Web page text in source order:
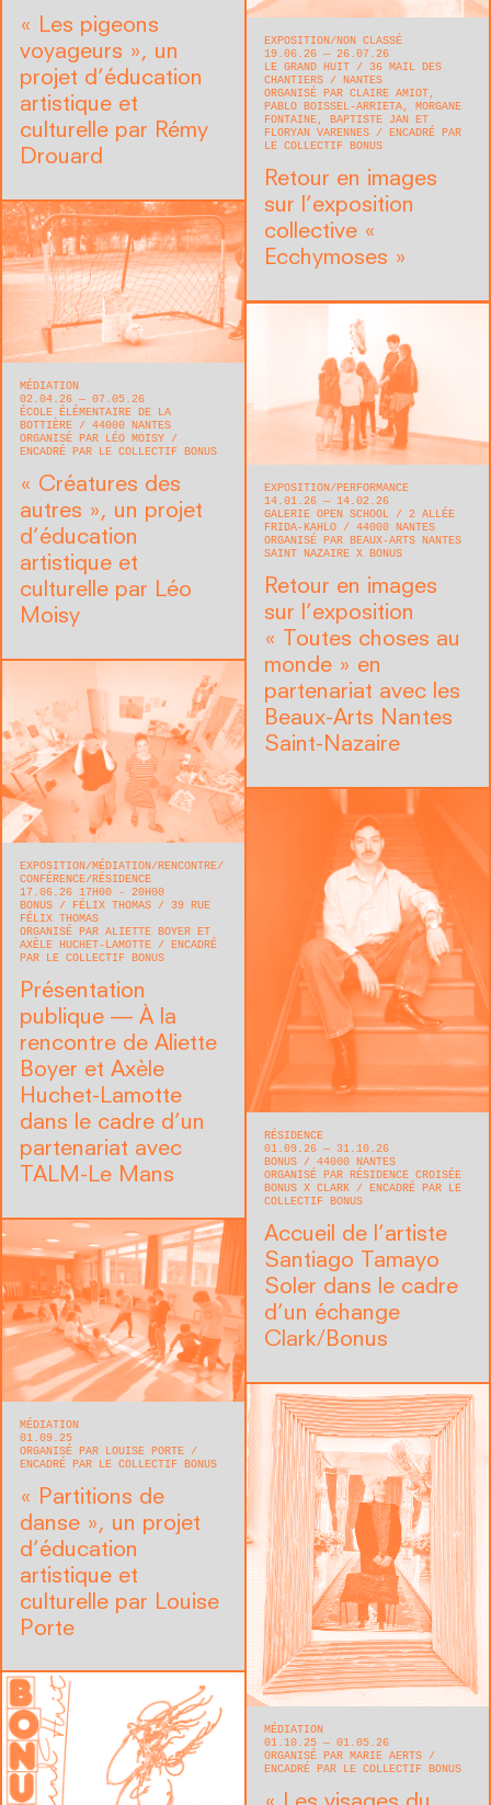
« Les pigeons
voyageurs », un
projet d’éducation
artistique et
culturelle par Rémy
Drouard
EXPOSITION NON CLASSÉ
19.06.26 — 26.07.26
LE GRAND HUIT
36 MAIL DES
CHANTIERS
NANTES
ORGANISÉ PAR CLAIRE AMIOT,
PABLO BOISSEL-ARRIETA, MORGANE
FONTAINE, BAPTISTE JAN ET
FLORYAN VARENNES
ENCADRÉ PAR
LE COLLECTIF BONUS
Retour en images
sur l’exposition
collective «
Ecchymoses »
MÉDIATION
02.04.26 — 07.05.26
ÉCOLE ÉLÉMENTAIRE DE LA
BOTTIÈRE
44000 NANTES
ORGANISÉ PAR LÉO MOISY
ENCADRÉ PAR LE COLLECTIF BONUS
« Créatures des
autres », un projet
d’éducation
artistique et
culturelle par Léo
Moisy
EXPOSITION PERFORMANCE
14.01.26 — 14.02.26
GALERIE OPEN SCHOOL
2 ALLÉE
FRIDA-KAHLO
44000 NANTES
ORGANISÉ PAR BEAUX-ARTS NANTES
SAINT NAZAIRE X BONUS
Retour en images
sur l’exposition
« Toutes choses au
monde » en
partenariat avec les
Beaux-Arts Nantes
Saint-Nazaire
EXPOSITION MÉDIATION
RENCONTRE/
CONFÉRENCE
RÉSIDENCE
17.06.26 17H00 - 20H00
BONUS
FÉLIX THOMAS
39 RUE
FÉLIX THOMAS
ORGANISÉ PAR ALIETTE BOYER ET
AXÈLE HUCHET-LAMOTTE
ENCADRÉ
PAR LE COLLECTIF BONUS
Présentation
publique — À la
rencontre de Aliette
Boyer et Axèle
Huchet-Lamotte
dans le cadre d’un
partenariat avec
TALM-Le Mans
RÉSIDENCE
01.09.26 — 31.10.26
BONUS
44000 NANTES
ORGANISÉ PAR RÉSIDENCE CROISÉE
BONUS X CLARK
ENCADRÉ PAR LE
COLLECTIF BONUS
Accueil de l’artiste
Santiago Tamayo
Soler dans le cadre
d’un échange
Clark/Bonus
MÉDIATION
01.09.25
ORGANISÉ PAR LOUISE PORTE
ENCADRÉ PAR LE COLLECTIF BONUS
« Partitions de
danse », un projet
d’éducation
artistique et
culturelle par Louise
Porte
MÉDIATION
01.10.25 — 01.05.26
ORGANISÉ PAR MARIE AERTS
ENCADRÉ PAR LE COLLECTIF BONUS